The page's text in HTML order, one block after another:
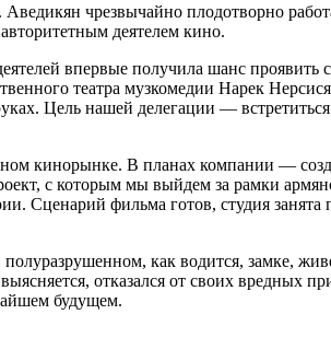
чрезвычайно плодотворно
деятелем кино.
впервые получила шанс
театра музкомедии Нарек
Цель нашей делегации —
кинорынке. В планах компании —
с которым мы выйдем за рамки
Сценарий фильма готов, студия занята
как водится, замке,
отказался от своих вредных
будущем.